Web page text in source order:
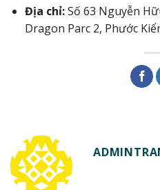
Địa chỉ:Số 63 Nguyễn
Dragon Parc 2, Phước